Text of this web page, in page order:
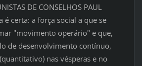
DE CONSELHOS PAUL
é certa: a força social a que se
"movimento operário" e que,
de desenvolvimento contínuo,
nas vésperas e no